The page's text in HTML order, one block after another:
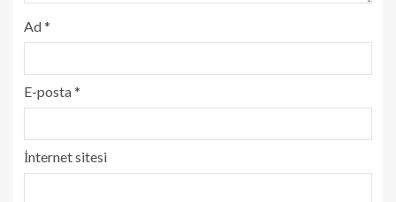
Ad*
E-posta*
İnternet sitesi